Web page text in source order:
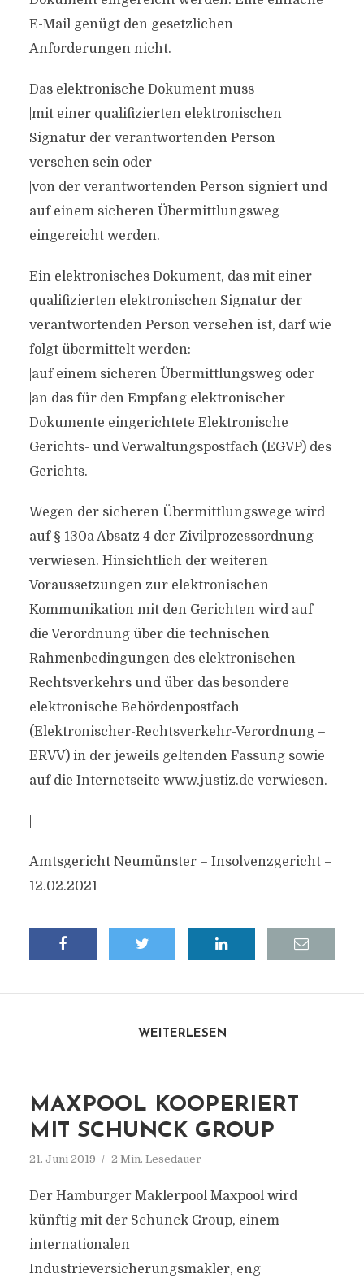
E-Mail genügt den gesetzlichen
Anforderungen nicht.
Das elektronische Dokument muss
|mit einer qualifizierten elektronischen
Signatur der verantwortenden Person
versehen sein oder
|von der verantwortenden Person signiert und
auf einem sicheren Übermittlungsweg
eingereicht werden.
Ein elektronisches Dokument, das mit einer
qualifizierten elektronischen Signatur der
verantwortenden Person versehen ist, darf wie
folgt übermittelt werden:
|auf einem sicheren Übermittlungsweg oder
|an das für den Empfang elektronischer
Dokumente eingerichtete Elektronische
Gerichts- und Verwaltungspostfach (EGVP) des
Gerichts.
Wegen der sicheren Übermittlungswege wird
auf § 130a Absatz 4 der Zivilprozessordnung
verwiesen. Hinsichtlich der weiteren
Voraussetzungen zur elektronischen
Kommunikation mit den Gerichten wird auf
die Verordnung über die technischen
Rahmenbedingungen des elektronischen
Rechtsverkehrs und über das besondere
elektronische Behördenpostfach
(Elektronischer-Rechtsverkehr-Verordnung –
ERVV) in der jeweils geltenden Fassung sowie
auf die Internetseite www.justiz.de verwiesen.
Amtsgericht Neumünster – Insolvenzgericht –
12.02.2021
WEITERLESEN
MAXPOOL KOOPERIERT
MIT SCHUNCK GROUP
21. Juni 2019 2 Min. Lesedauer
Der Hamburger Maklerpool Maxpool wird
künftig mit der Schunck Group, einem
internationalen
Industrieversicherungsmakler, eng